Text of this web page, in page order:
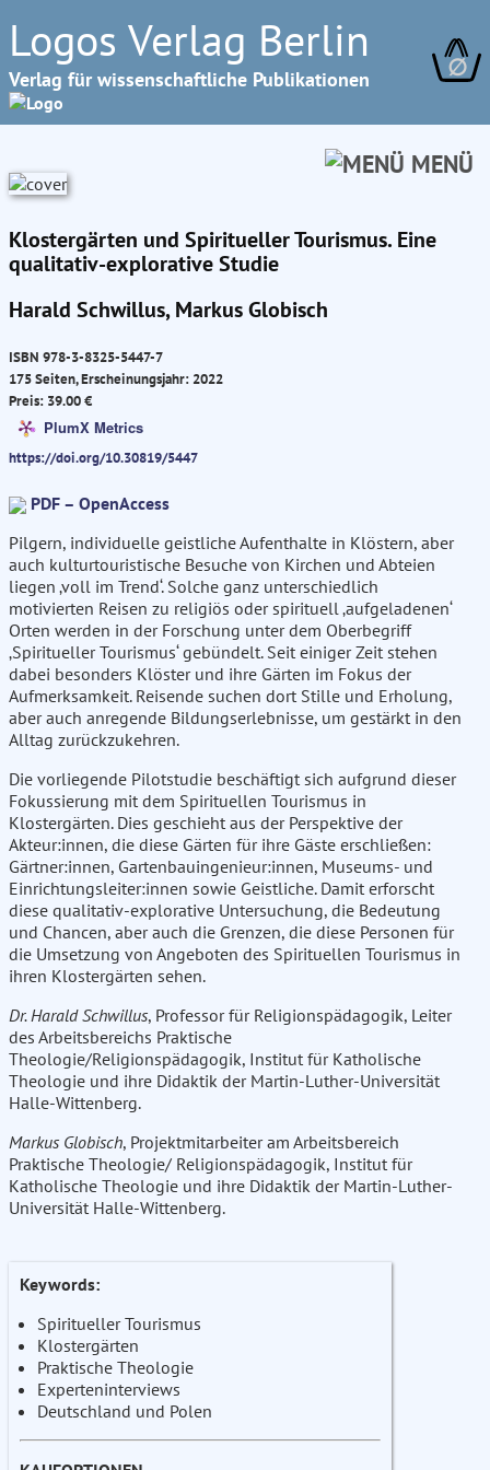
Logos Verlag Berlin
Verlag für wissenschaftliche Publikationen ∅
MENÜ
Klostergärten und Spiritueller Tourismus. Eine
qualitativ-explorative Studie
Harald Schwillus, Markus Globisch
ISBN 978-3-8325-5447-7
175 Seiten, Erscheinungsjahr: 2022
Preis: 39.00 €
PlumX Metrics
https://doi.org/10.30819/5447
PDF – OpenAccess
Pilgern, individuelle geistliche Aufenthalte in Klöstern, aber
auch kulturtouristische Besuche von Kirchen und Abteien
liegen ‚voll im Trend‘. Solche ganz unterschiedlich
motivierten Reisen zu religiös oder spirituell ‚aufgeladenen‘
Orten werden in der Forschung unter dem Oberbegriff
‚Spiritueller Tourismus‘ gebündelt. Seit einiger Zeit stehen
dabei besonders Klöster und ihre Gärten im Fokus der
Aufmerksamkeit. Reisende suchen dort Stille und Erholung,
aber auch anregende Bildungserlebnisse, um gestärkt in den
Alltag zurückzukehren.
Die vorliegende Pilotstudie beschäftigt sich aufgrund dieser
Fokussierung mit dem Spirituellen Tourismus in
Klostergärten. Dies geschieht aus der Perspektive der
Akteur:innen, die diese Gärten für ihre Gäste erschließen:
Gärtner:innen, Gartenbauingenieur:innen, Museums- und
Einrichtungsleiter:innen sowie Geistliche. Damit erforscht
diese qualitativ-explorative Untersuchung, die Bedeutung
und Chancen, aber auch die Grenzen, die diese Personen für
die Umsetzung von Angeboten des Spirituellen Tourismus in
ihren Klostergärten sehen.
Dr. Harald Schwillus, Professor für Religionspädagogik, Leiter
des Arbeitsbereichs Praktische
Theologie/Religionspädagogik, Institut für Katholische
Theologie und ihre Didaktik der Martin-Luther-Universität
Halle-Wittenberg.
Markus Globisch, Projektmitarbeiter am Arbeitsbereich
Praktische Theologie/ Religionspädagogik, Institut für
Katholische Theologie und ihre Didaktik der Martin-Luther-
Universität Halle-Wittenberg.
Keywords:
Spiritueller Tourismus
Klostergärten
Praktische Theologie
Experteninterviews
Deutschland und Polen